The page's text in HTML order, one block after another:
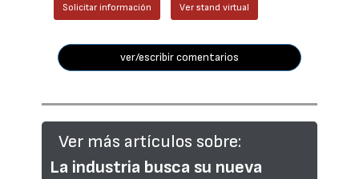
Solicitar información Ver stand virtual
ver/escribir comentarios
Ver más artículos sobre:
La industria busca su nueva